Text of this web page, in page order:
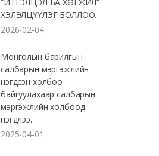
ХЭЛЭЛЦҮҮЛЭГ БОЛЛОО.
2026-02-04
Монголын барилгын
салбарын мэргэжлийн
нэгдсэн холбоо
байгуулахаар салбарын
мэргэжлийн холбоод
нэгдлээ.
2025-04-01